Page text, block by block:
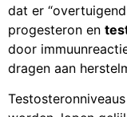
dat er
progesteron en
door
dragen aan